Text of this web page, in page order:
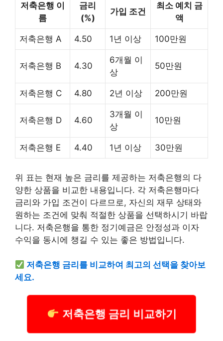
저축은행 이
름
금리
(%)
가입 조건
최소 예치 금
액
저축은행 A 4.50 1년 이상 100만원
저축은행 B 4.30
6개월 이
상
50만원
저축은행 C 4.80 2년 이상 200만원
저축은행 D 4.60
3개월 이
상
10만원
저축은행 E 4.40 1년 이상 30만원
위 표는 현재 높은 금리를 제공하는 저축은행의 다
양한 상품을 비교한 내용입니다. 각 저축은행마다
금리와 가입 조건이 다르므로, 자신의 재무 상태와
원하는 조건에 맞춰 적절한 상품을 선택하시기 바랍
니다. 저축은행을 통한 정기예금은 안정성과 이자
수익을 동시에 챙길 수 있는 좋은 방법입니다.
저축은행 금리를 비교하여 최고의 선택을 찾아보
세요.
저축은행 금리 비교하기